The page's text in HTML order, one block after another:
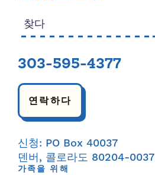
검색:
303-595-4377
연락하다
신청: PO Box 40037
덴버, 콜로라도 80204-0037
가족을 위해